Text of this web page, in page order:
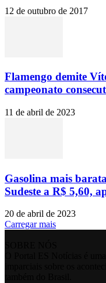
12 de outubro de 2017
Flamengo demite
campeonato
11 de abril de 2023
Gasolina mais
Sudeste a R$ 5,60,
20 de abril de 2023
Carregar mais